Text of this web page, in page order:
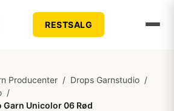
RESTSALG
Producenter / Drops Garnstudio /
/
Unicolor 06 Rød